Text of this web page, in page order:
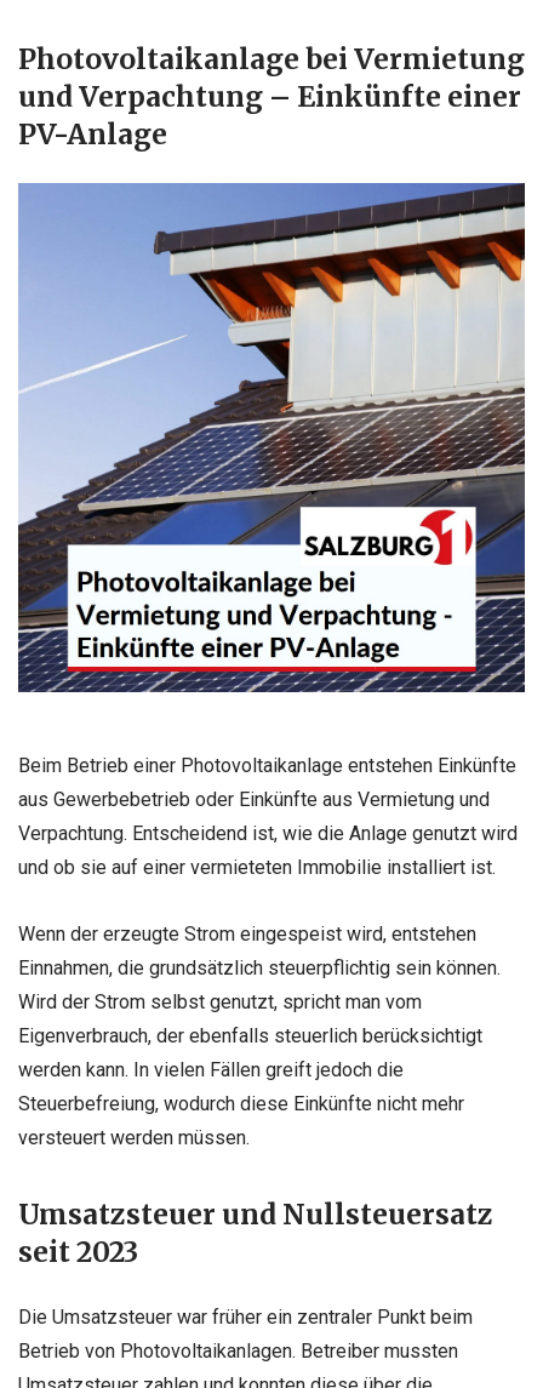
Photovoltaikanlage bei Vermietung
und Verpachtung – Einkünfte einer
PV-Anlage
Beim Betrieb einer Photovoltaikanlage entstehen Einkünfte
aus Gewerbebetrieb oder Einkünfte aus Vermietung und
Verpachtung. Entscheidend ist, wie die Anlage genutzt wird
und ob sie auf einer vermieteten Immobilie installiert ist.
Wenn der erzeugte Strom eingespeist wird, entstehen
Einnahmen, die grundsätzlich steuerpflichtig sein können.
Wird der Strom selbst genutzt, spricht man vom
Eigenverbrauch, der ebenfalls steuerlich berücksichtigt
werden kann. In vielen Fällen greift jedoch die
Steuerbefreiung, wodurch diese Einkünfte nicht mehr
versteuert werden müssen.
Umsatzsteuer und Nullsteuersatz
seit 2023
Die Umsatzsteuer war früher ein zentraler Punkt beim
Betrieb von Photovoltaikanlagen. Betreiber mussten